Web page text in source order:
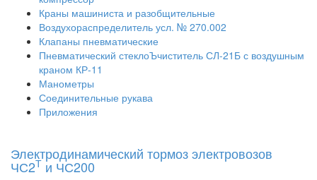
Краны машиниста и разобщительные
Воздухораспределитель усл. № 270.002
Клапаны пневматические
Пневматический стеклоЪчиститель СЛ-21Б с воздушным
краном КР-11
Манометры
Соединительные рукава
Приложения
Электродинамический тормоз электровозов
ЧС2Т и ЧС200